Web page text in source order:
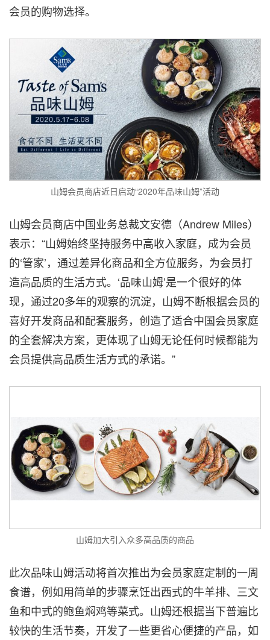
会员的购物选择。
山姆会员商店近日启动“2020年品味山姆”活动
山姆会员商店中国业务总裁文安德（Andrew Miles）
表示：“山姆始终坚持服务中高收入家庭，成为会员
的‘管家’，通过差异化商品和全方位服务，为会员打
造高品质的生活方式。‘品味山姆’是一个很好的体
现，通过20多年的观察的沉淀，山姆不断根据会员的
喜好开发商品和配套服务，创造了适合中国会员家庭
的全套解决方案，更体现了山姆无论任何时候都能为
会员提供高品质生活方式的承诺。”
山姆加大引入众多高品质的商品
此次品味山姆活动将首次推出为会员家庭定制的一周
食谱，例如用简单的步骤烹饪出西式的牛羊排、三文
鱼和中式的鲍鱼焖鸡等菜式。山姆还根据当下普遍比
较快的生活节奏，开发了一些更省心便捷的产品，如